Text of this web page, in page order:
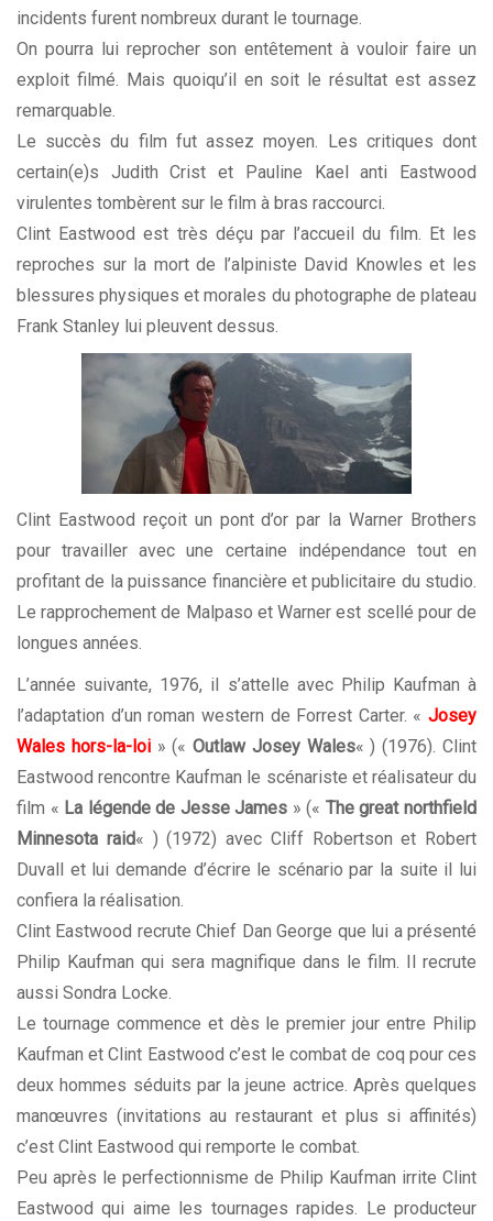
incidents furent nombreux durant le tournage.
On pourra lui reprocher son entêtement à vouloir faire un
exploit filmé. Mais quoiqu’il en soit le résultat est assez
remarquable.
Le succès du film fut assez moyen. Les critiques dont
certain(e)s Judith Crist et Pauline Kael anti Eastwood
virulentes tombèrent sur le film à bras raccourci.
Clint Eastwood est très déçu par l’accueil du film. Et les
reproches sur la mort de l’alpiniste David Knowles et les
blessures physiques et morales du photographe de plateau
Frank Stanley lui pleuvent dessus.
Clint Eastwood reçoit un pont d’or par la Warner Brothers
pour travailler avec une certaine indépendance tout en
profitant de la puissance financière et publicitaire du studio.
Le rapprochement de Malpaso et Warner est scellé pour de
longues années.
L’année suivante, 1976, il s’attelle avec Philip Kaufman à
l’adaptation d’un roman western de Forrest Carter. « Josey
Wales hors-la-loi» («Outlaw Josey Wales« ) (1976). Clint
Eastwood rencontre Kaufman le scénariste et réalisateur du
film « La légende de Jesse James » (« The great northfield
Minnesota raid« ) (1972) avec Cliff Robertson et Robert
Duvall et lui demande d’écrire le scénario par la suite il lui
confiera la réalisation.
Clint Eastwood recrute Chief Dan George que lui a présenté
Philip Kaufman qui sera magnifique dans le film. Il recrute
aussi Sondra Locke.
Le tournage commence et dès le premier jour entre Philip
Kaufman et Clint Eastwood c’est le combat de coq pour ces
deux hommes séduits par la jeune actrice. Après quelques
manœuvres (invitations au restaurant et plus si affinités)
c’est Clint Eastwood qui remporte le combat.
Peu après le perfectionnisme de Philip Kaufman irrite Clint
Eastwood qui aime les tournages rapides. Le producteur